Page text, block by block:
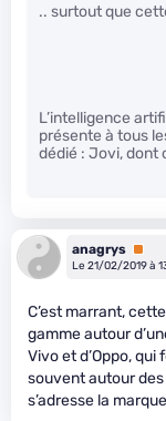
.. surtout que
L’intelligence
présente à tous
dédié : Jovi, dont
anagrys
Le 21/02/2019 à
C’est marrant,
gamme autour
Vivo et d’Oppo,
souvent autour
s’adresse la